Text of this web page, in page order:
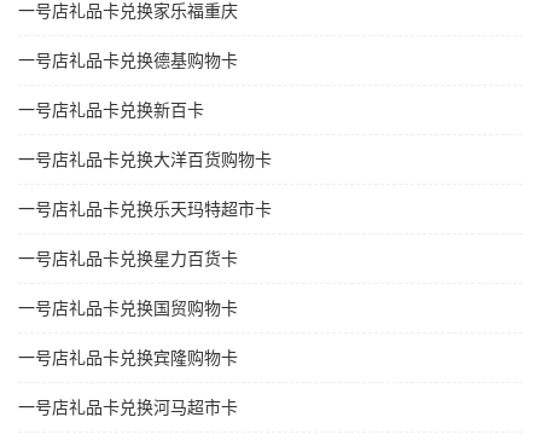
一号店礼品卡兑换家乐福重庆
一号店礼品卡兑换德基购物卡
一号店礼品卡兑换新百卡
一号店礼品卡兑换大洋百货购物卡
一号店礼品卡兑换乐天玛特超市卡
一号店礼品卡兑换星力百货卡
一号店礼品卡兑换国贸购物卡
一号店礼品卡兑换宾隆购物卡
一号店礼品卡兑换河马超市卡